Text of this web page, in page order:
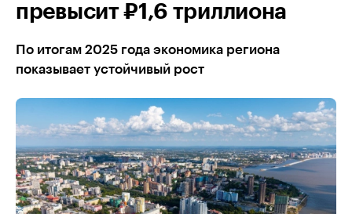
превысит ₽1,6 триллиона
По итогам 2025 года экономика региона
показывает устойчивый рост